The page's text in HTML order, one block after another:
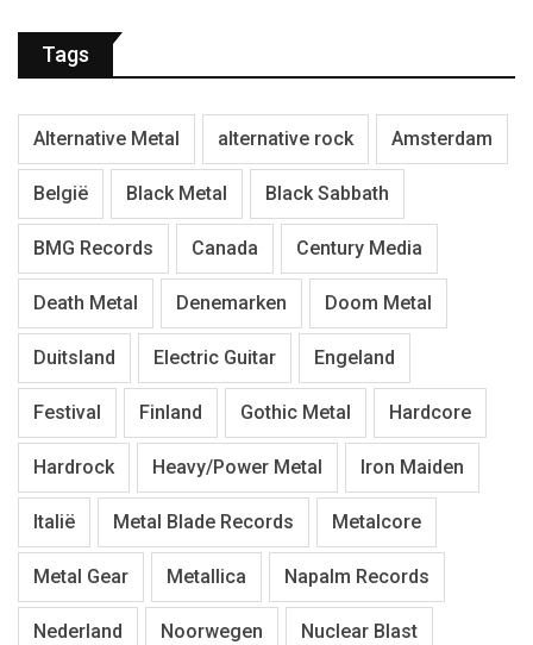
Tags
Alternative Metal alternative rock Amsterdam
België Black Metal Black Sabbath
BMG Records Canada Century Media
Death Metal Denemarken Doom Metal
Duitsland Electric Guitar Engeland
Festival Finland Gothic Metal Hardcore
Hardrock Heavy/Power Metal Iron Maiden
Italië Metal Blade Records Metalcore
Metal Gear Metallica Napalm Records
Nederland Noorwegen Nuclear Blast